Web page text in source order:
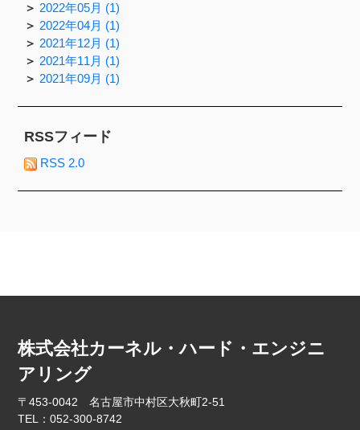
2022年05月 (1)
2022年04月 (1)
2021年12月 (1)
2021年11月 (1)
2021年09月 (1)
RSSフィード
RSS 2.0
株式会社カーネル・ハード・エンジニ
アリング
〒453-0042 名古屋市中村区大秋町2-51
TEL：052-300-8742